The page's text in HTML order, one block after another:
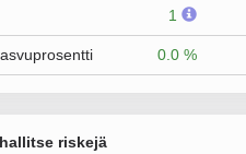
1
0.0 %
riskejä